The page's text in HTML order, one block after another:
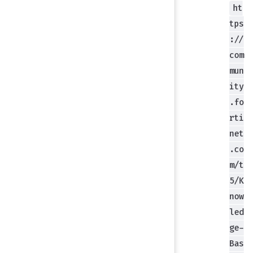
ht
tps
://
com
mun
ity
.fo
rti
net
.co
m/t
5/K
now
led
ge-
Bas